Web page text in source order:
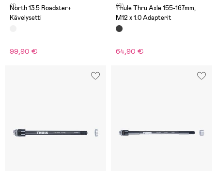
(1)
North 13.5 Roadster+
Kävelysetti
99,90 €
(0)
Thule Thru Axle 155-167mm,
M12 x 1.0 Adapterit
64,90 €